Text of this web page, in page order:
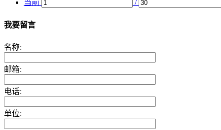
当前
/
我要留言
名称:
邮箱:
电话:
单位: